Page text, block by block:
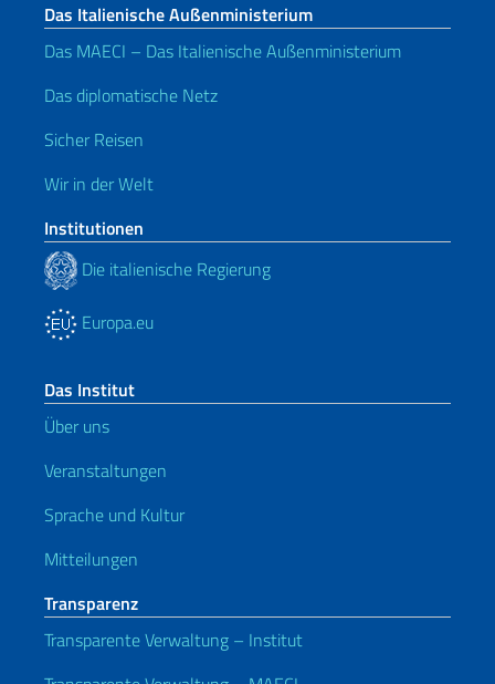
Das Italienische Außenministerium
Das MAECI – Das Italienische Außenministerium
Das diplomatische Netz
Sicher Reisen
Wir in der Welt
Institutionen
Die italienische Regierung
Europa.eu
Das Institut
Über uns
Veranstaltungen
Sprache und Kultur
Mitteilungen
Transparenz
Transparente Verwaltung – Institut